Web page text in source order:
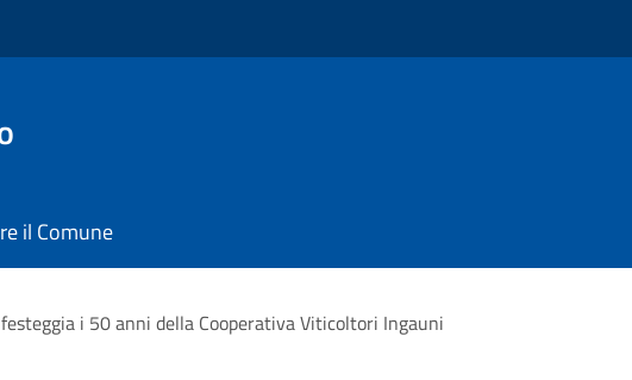
il Comune
i 50 anni della Cooperativa Viticoltori Ingauni